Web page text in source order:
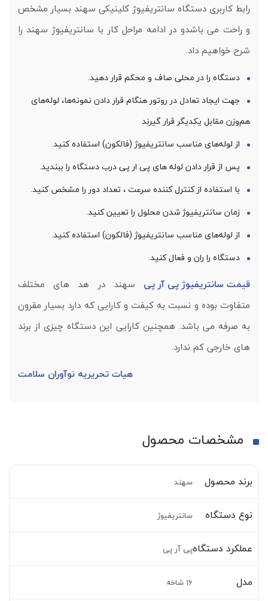
رابط کاربری دستگاه سانتریفیوژ کلینیکی سهند بسیار مشخص
و راحت می باشدو در ادامه مراحل کار با سانتریفیوژ سهند را
شرح خواهیم داد.
دستگاه را در محلی صاف و محکم قرار دهید.
جهت ایجاد تعادل در روتور هنگام قرار دادن نمونه‌ها، لوله‌های
هم‌وزن مقابل یکدیگر قرار گیرند
از لوله‌های مناسب سانتریفیوژ (فالکون) استفاده کنید.
پس از قرار دادن لوله های پی ار پی درب دستگاه را ببندید.
با استفاده از کنترل کننده سرعت ، تعداد دور را مشخص کنید.
زمان سانتریفیوژ شدن محلول را تعیین کنید.
از لوله‌های مناسب سانتریفیوژ (فالکون) استفاده کنید.
دستگاه را ران و فعال کنید.
قیمت سانتریفیوژ پی آر پی سهند در هد های مختلف
متفاوت بوده و نسبت به کیفت و کارایی که دارد بسیار مقرون
به صرفه می باشد. همچنین کارایی این دستگاه چیزی از برند
های خارجی کم ندارد.
هیات تحریریه نوآوران سلامت
مشخصات محصول
برند محصول سهند
نوع دستگاه سانتریفیوژ
عملکرد دستگاهپی آر پی
مدل 16 شاخه